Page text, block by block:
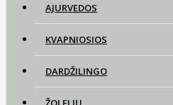
AJURVEDOS
KVAPNIOSIOS
DARDŽILINGO